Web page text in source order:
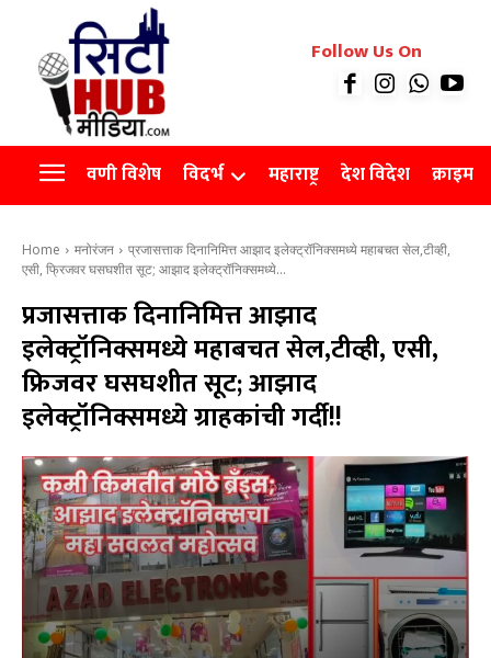
रियल इस्टेट
Videos
Agro
Follow Us On
वणी विशेष विदर्भ महाराष्ट्र देश विदेश क्राइम
Home मनोरंजन
प्रजासत्ताक दिनानिमित्त आझाद इलेक्ट्रॉनिक्समध्ये महाबचत सेल,टीव्ही,
एसी, फ्रिजवर घसघशीत सूट; आझाद इलेक्ट्रॉनिक्समध्ये...
प्रजासत्ताक दिनानिमित्त आझाद
इलेक्ट्रॉनिक्समध्ये महाबचत सेल,टीव्ही, एसी,
फ्रिजवर घसघशीत सूट; आझाद
इलेक्ट्रॉनिक्समध्ये ग्राहकांची गर्दी!!